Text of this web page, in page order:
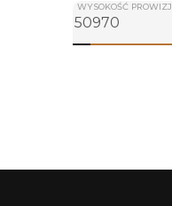
WYSOKOŚĆ